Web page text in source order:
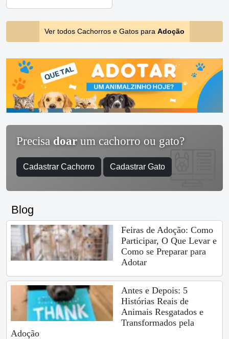
Ver todos Cachorros e Gatos para Adoção
Precisa doar um cachorro ou gato?
Cadastrar Cachorro Cadastrar Gato
Blog
Feiras de Adoção: Como
Participar, O Que Levar e
Como se Preparar para
Adotar
Antes e Depois: 5
Histórias Reais de
Animais Resgatados e
Transformados pela
Adoção